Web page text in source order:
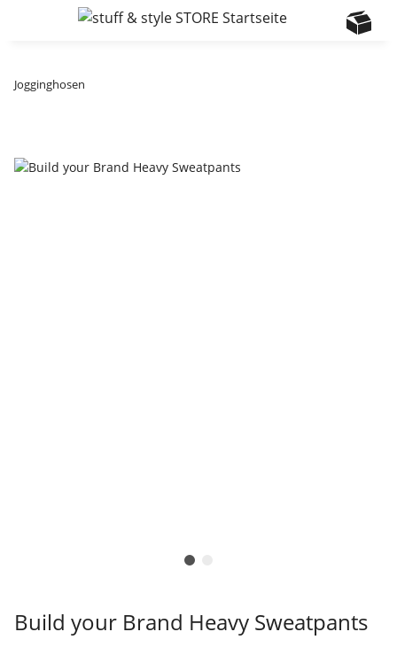
Jogginghosen
Build your Brand Heavy Sweatpants